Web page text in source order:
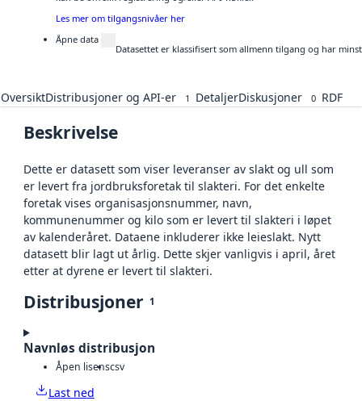
Les mer om tilgangsnivåer her
Åpne data
Datasettet er klassifisert som allmenn tilgang og har
OversiktDistribusjoner og API-er 1 DetaljerDiskusjoner 0 RDF
Beskrivelse
Dette er datasett som viser leveranser av slakt og ull som
er levert fra jordbruksforetak til slakteri. For det enkelte
foretak vises organisasjonsnummer, navn,
kommunenummer og kilo som er levert til slakteri i løpet
av kalenderåret. Dataene inkluderer ikke leieslakt. Nytt
datasett blir lagt ut årlig. Dette skjer vanligvis i april, året
etter at dyrene er levert til slakteri.
Distribusjoner 1
Navnløs distribusjon
Åpen lisenscsv
Last ned